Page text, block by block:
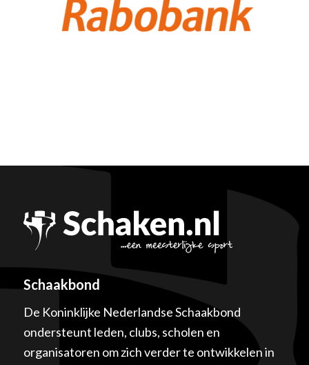
Schaakbond
De Koninklijke Nederlandse Schaakbond
ondersteunt leden, clubs, scholen en
organisatoren om zich verder te ontwikkelen in